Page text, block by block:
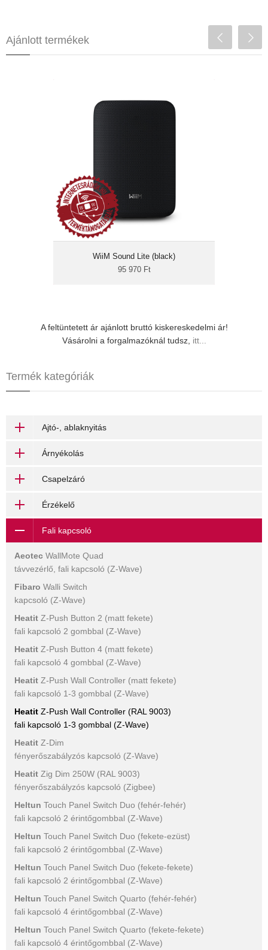
Ajánlott termékek
WiiM Sound Lite (black)
95 970 Ft
95 970 Ft
beépített hangszórók
100W-os teljesítmény
24-bit/192 kHz
hangvezérlés
multiroom-lejátszás
A WiiM Sound kijelző és tartozék távvezérlő
nélküli változata, teljesen azonos felépítéssel
és hangminőséggel. Kapható 2 darabos
A feltüntetett ár ajánlott bruttó kiskereskedelmi ár!
Vásárolni a forgalmazóknál tudsz, itt...
Termék kategóriák
Ajtó-, ablaknyitás
Árnyékolás
Csapelzáró
Érzékelő
Fali kapcsoló
Aeotec WallMote Quad
távvezérlő, fali kapcsoló (Z-Wave)
Fibaro Walli Switch
kapcsoló (Z-Wave)
Heatit Z-Push Button 2 (matt fekete)
fali kapcsoló 2 gombbal (Z-Wave)
Heatit Z-Push Button 4 (matt fekete)
fali kapcsoló 4 gombbal (Z-Wave)
Heatit Z-Push Wall Controller (matt fekete)
fali kapcsoló 1-3 gombbal (Z-Wave)
Heatit Z-Push Wall Controller (RAL 9003)
fali kapcsoló 1-3 gombbal (Z-Wave)
Heatit Z-Dim
fényerőszabályzós kapcsoló (Z-Wave)
Heatit Zig Dim 250W (RAL 9003)
fényerőszabályzós kapcsoló (Zigbee)
Heltun Touch Panel Switch Duo (fehér-fehér)
fali kapcsoló 2 érintőgombbal (Z-Wave)
Heltun Touch Panel Switch Duo (fekete-ezüst)
fali kapcsoló 2 érintőgombbal (Z-Wave)
Heltun Touch Panel Switch Duo (fekete-fekete)
fali kapcsoló 2 érintőgombbal (Z-Wave)
Heltun Touch Panel Switch Quarto (fehér-fehér)
fali kapcsoló 4 érintőgombbal (Z-Wave)
Heltun Touch Panel Switch Quarto (fekete-fekete)
fali kapcsoló 4 érintőgombbal (Z-Wave)